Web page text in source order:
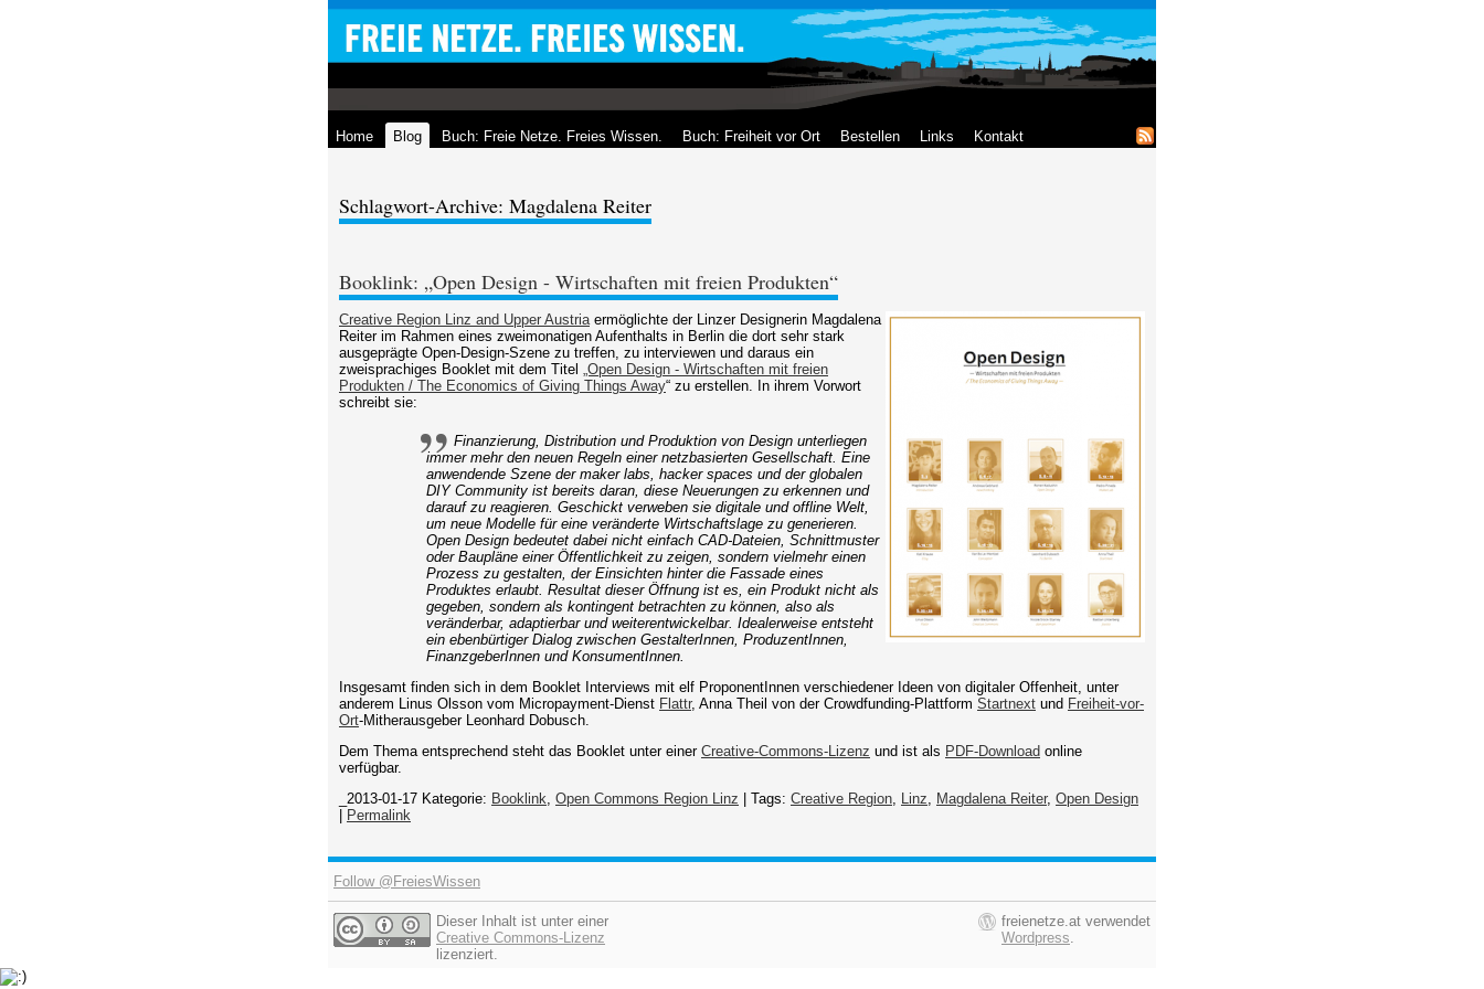
Home Blog Buch: Freie Netze. Freies Wissen. Buch: Freiheit vor Ort Bestellen Links Kontakt
Schlagwort-Archive: Magdalena Reiter
Booklink: „Open Design - Wirtschaften mit freien Produkten“
Creative Region Linz and Upper Austriaermöglichte der Linzer Designerin Magdalena
Reiter im Rahmen eines zweimonatigen Aufenthalts in Berlin die dort sehr stark
ausgeprägte Open-Design-Szene zu treffen, zu interviewen und daraus ein
zweisprachiges Booklet mit dem Titel „Open Design - Wirtschaften mit freien
Produkten / The Economics of Giving Things Away“ zu erstellen. In ihrem Vorwort
schreibt sie:
Finanzierung, Distribution und Produktion von Design unterliegen
immer mehr den neuen Regeln einer netzbasierten Gesellschaft. Eine
anwendende Szene der maker labs, hacker spaces und der globalen
DIY Community ist bereits daran, diese Neuerungen zu erkennen und
darauf zu reagieren. Geschickt verweben sie digitale und offline Welt,
um neue Modelle für eine veränderte Wirtschaftslage zu generieren.
Open Design bedeutet dabei nicht einfach CAD-Dateien, Schnittmuster
oder Baupläne einer Öffentlichkeit zu zeigen, sondern vielmehr einen
Prozess zu gestalten, der Einsichten hinter die Fassade eines
Produktes erlaubt. Resultat dieser Öffnung ist es, ein Produkt nicht als
gegeben, sondern als kontingent betrachten zu können, also als
veränderbar, adaptierbar und weiterentwickelbar. Idealerweise entsteht
ein ebenbürtiger Dialog zwischen GestalterInnen, ProduzentInnen,
FinanzgeberInnen und KonsumentInnen.
Insgesamt finden sich in dem Booklet Interviews mit elf ProponentInnen verschiedener Ideen von digitaler Offenheit, unter
anderem Linus Olsson vom Micropayment-Dienst Flattr, Anna Theil von der Crowdfunding-Plattform Startnext und Freiheit-vor-
Ort-Mitherausgeber Leonhard Dobusch.
Dem Thema entsprechend steht das Booklet unter einer Creative-Commons-Lizenz und ist als PDF-Download online
verfügbar.
_2013-01-17 Kategorie: Booklink, Open Commons Region Linz | Tags: Creative Region, Linz, Magdalena Reiter, Open Design
Permalink
Follow @FreiesWissen
Dieser Inhalt ist unter einer
Creative Commons-Lizenz
lizenziert.
freienetze.at verwendet
Wordpress.